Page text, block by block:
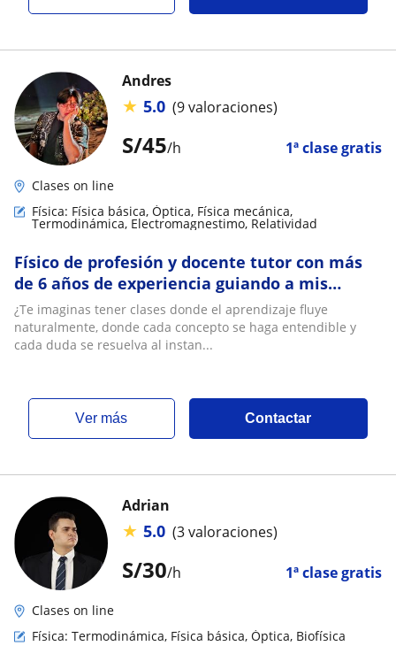
S/45/h 1ª clase gratis
Andres
★ 5.0 (9 valoraciones)
Clases on line
Física: Física básica, Óptica, Física mecánica,
Termodinámica, Electromagnestimo, Relatividad
Físico de profesión y docente tutor con más
de 6 años de experiencia guiando a mis
alumnos y superando sus dificultades
¡Contáctam
¿Te imaginas tener clases donde el aprendizaje fluye
naturalmente, donde cada concepto se haga entendible y
cada duda se resuelva al instan...
ver más Contactar
S/30/h 1ª clase gratis
Adrian
★ 5.0 (3 valoraciones)
Clases on line
Física: Termodinámica, Física básica, Óptica, Biofísica